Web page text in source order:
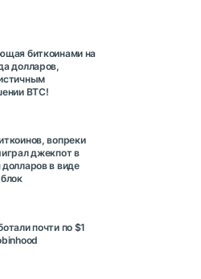
биткоинами на
долларов,
BTC!
вопреки
джекпот в
в виде
почти по $1